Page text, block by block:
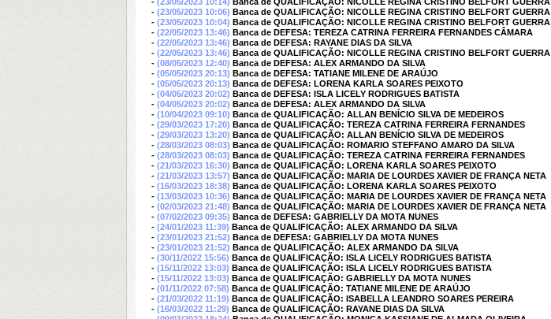
- (23/05/2023 10:06) Banca de QUALIFICAÇÃO: NICOLLE REGINA CRISTINO BELFORT GUERRA
- (23/05/2023 10:04) Banca de QUALIFICAÇÃO: NICOLLE REGINA CRISTINO BELFORT GUERRA
- (22/05/2023 13:46) Banca de DEFESA: TEREZA CATRINA FERREIRA FERNANDES CÂMARA
- (22/05/2023 13:46) Banca de DEFESA: RAYANE DIAS DA SILVA
- (22/05/2023 13:46) Banca de QUALIFICAÇÃO: NICOLLE REGINA CRISTINO BELFORT GUERRA
- (08/05/2023 12:40) Banca de DEFESA: ALEX ARMANDO DA SILVA
- (05/05/2023 20:13) Banca de DEFESA: TATIANE MILENE DE ARAÚJO
- (05/05/2023 20:13) Banca de DEFESA: LORENA KARLA SOARES PEIXOTO
- (04/05/2023 20:02) Banca de DEFESA: ISLA LICELY RODRIGUES BATISTA
- (04/05/2023 20:02) Banca de DEFESA: ALEX ARMANDO DA SILVA
- (10/04/2023 09:10) Banca de QUALIFICAÇÃO: ALLAN BENÍCIO SILVA DE MEDEIROS
- (29/03/2023 17:20) Banca de QUALIFICAÇÃO: TEREZA CATRINA FERREIRA FERNANDES
- (29/03/2023 13:20) Banca de QUALIFICAÇÃO: ALLAN BENÍCIO SILVA DE MEDEIROS
- (28/03/2023 08:03) Banca de QUALIFICAÇÃO: ROMARIO STEFFANO AMARO DA SILVA
- (28/03/2023 08:03) Banca de QUALIFICAÇÃO: TEREZA CATRINA FERREIRA FERNANDES
- (21/03/2023 16:30) Banca de QUALIFICAÇÃO: LORENA KARLA SOARES PEIXOTO
- (21/03/2023 13:57) Banca de QUALIFICAÇÃO: MARIA DE LOURDES XAVIER DE FRANÇA NETA
- (16/03/2023 18:38) Banca de QUALIFICAÇÃO: LORENA KARLA SOARES PEIXOTO
- (13/03/2023 10:36) Banca de QUALIFICAÇÃO: MARIA DE LOURDES XAVIER DE FRANÇA NETA
- (02/03/2023 21:48) Banca de QUALIFICAÇÃO: MARIA DE LOURDES XAVIER DE FRANÇA NETA
- (07/02/2023 09:35) Banca de DEFESA: GABRIELLY DA MOTA NUNES
- (24/01/2023 11:39) Banca de QUALIFICAÇÃO: ALEX ARMANDO DA SILVA
- (23/01/2023 21:52) Banca de DEFESA: GABRIELLY DA MOTA NUNES
- (23/01/2023 21:52) Banca de QUALIFICAÇÃO: ALEX ARMANDO DA SILVA
- (30/11/2022 15:56) Banca de QUALIFICAÇÃO: ISLA LICELY RODRIGUES BATISTA
- (15/11/2022 13:03) Banca de QUALIFICAÇÃO: ISLA LICELY RODRIGUES BATISTA
- (15/11/2022 13:03) Banca de QUALIFICAÇÃO: GABRIELLY DA MOTA NUNES
- (01/11/2022 07:58) Banca de QUALIFICAÇÃO: TATIANE MILENE DE ARAÚJO
- (21/03/2022 11:19) Banca de QUALIFICAÇÃO: ISABELLA LEANDRO SOARES PEREIRA
- (16/03/2022 11:29) Banca de QUALIFICAÇÃO: RAYANE DIAS DA SILVA